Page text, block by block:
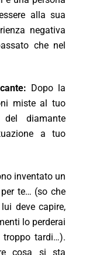
alla sua
negativa
che nel
Dopo la
miste al tuo
diamante
a tuo
inventato un
te… (so che
deve capire,
lo perderai
tardi…).
cosa si sta